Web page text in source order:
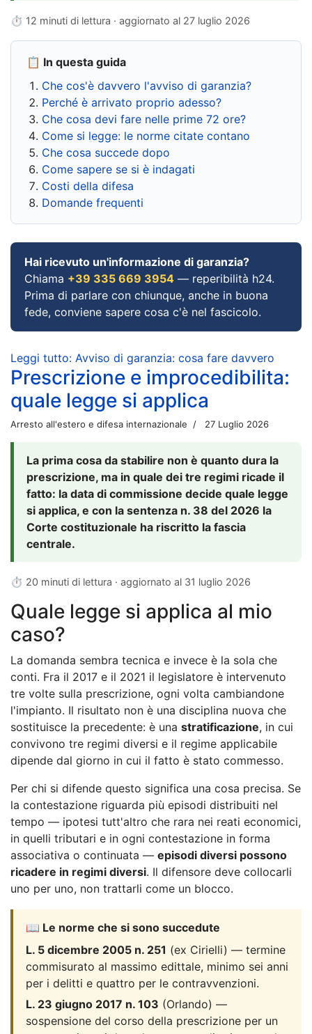
⏱ 12 minuti di lettura · aggiornato al 27 luglio 2026
📋 In questa guida
Che cos'è davvero l'avviso di garanzia?
Perché è arrivato proprio adesso?
Che cosa devi fare nelle prime 72 ore?
Come si legge: le norme citate contano
Che cosa succede dopo
Come sapere se si è indagati
Costi della difesa
Domande frequenti
Hai ricevuto un'informazione di garanzia?
Chiama +39 335 669 3954 — reperibilità h24.
Prima di parlare con chiunque, anche in buona
fede, conviene sapere cosa c'è nel fascicolo.
Leggi tutto: Avviso di garanzia: cosa fare davvero
Prescrizione e improcedibilita:
quale legge si applica
Arresto all'estero e difesa internazionale 27 Luglio 2026
La prima cosa da stabilire non è quanto dura la
prescrizione, ma in quale dei tre regimi ricade il
fatto: la data di commissione decide quale legge
si applica, e con la sentenza n. 38 del 2026 la
Corte costituzionale ha riscritto la fascia
centrale.
⏱ 20 minuti di lettura · aggiornato al 31 luglio 2026
Quale legge si applica al mio
caso?
La domanda sembra tecnica e invece è la sola che
conti. Fra il 2017 e il 2021 il legislatore è intervenuto
tre volte sulla prescrizione, ogni volta cambiandone
l'impianto. Il risultato non è una disciplina nuova che
sostituisce la precedente: è una stratificazione, in cui
convivono tre regimi diversi e il regime applicabile
dipende dal giorno in cui il fatto è stato commesso.
Per chi si difende questo significa una cosa precisa. Se
la contestazione riguarda più episodi distribuiti nel
tempo — ipotesi tutt'altro che rara nei reati economici,
in quelli tributari e in ogni contestazione in forma
associativa o continuata — episodi diversi possono
ricadere in regimi diversi. Il difensore deve collocarli
uno per uno, non trattarli come un blocco.
📖 Le norme che si sono succedute
L. 5 dicembre 2005 n. 251 (ex Cirielli) — termine
commisurato al massimo edittale, minimo sei anni
per i delitti e quattro per le contravvenzioni.
L. 23 giugno 2017 n. 103 (Orlando) —
sospensione del corso della prescrizione per un